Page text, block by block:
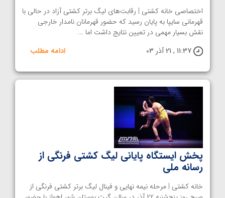
اختصاصی‌ خانه کشتی | رقابت‌های لیگ برتر کشتی آزاد در حالی با
قهرمانی سایپا به پایان رسید که حضور قهرمانان نامدار خارجی
نقش بسیار مهمی در تعیین نتایج داشت اما ...
11:37 , 21 آذر 03
ادامه مطلب
پخش ایستگاه پایانی لیگ کشتی فرنگی از
رسانه ملی
خانه کشتی | مرحله نیمه نهایی و فینال لیگ برتر کشتی فرنگی از